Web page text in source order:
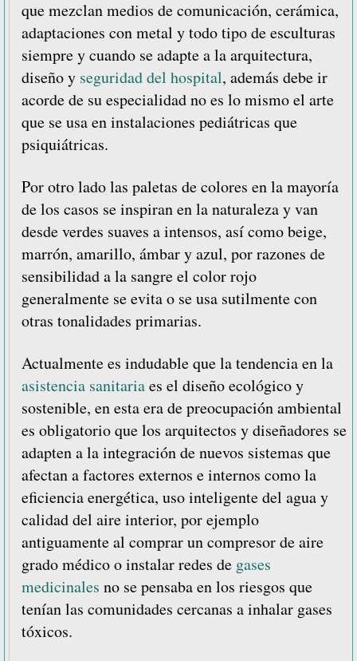
que mezclan medios de comunicación, cerámica,
adaptaciones con metal y todo tipo de esculturas
siempre y cuando se adapte a la arquitectura,
diseño y seguridad del hospital, además debe ir
acorde de su especialidad no es lo mismo el arte
que se usa en instalaciones pediátricas que
psiquiátricas.
Por otro lado las paletas de colores en la mayoría
de los casos se inspiran en la naturaleza y van
desde verdes suaves a intensos, así como beige,
marrón, amarillo, ámbar y azul, por razones de
sensibilidad a la sangre el color rojo
generalmente se evita o se usa sutilmente con
otras tonalidades primarias.
Actualmente es indudable que la tendencia en la
asistencia sanitariaes el diseño ecológico y
sostenible, en esta era de preocupación ambiental
es obligatorio que los arquitectos y diseñadores se
adapten a la integración de nuevos sistemas que
afectan a factores externos e internos como la
eficiencia energética, uso inteligente del agua y
calidad del aire interior, por ejemplo
antiguamente al comprar un compresor de aire
grado médico o instalar redes de gases
medicinales no se pensaba en los riesgos que
tenían las comunidades cercanas a inhalar gases
tóxicos.